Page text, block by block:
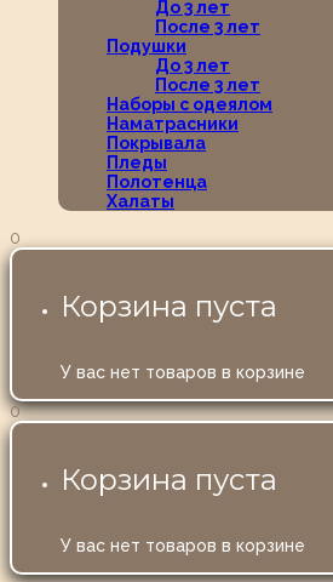
До 3 лет
После 3 лет
Подушки
До 3 лет
После 3 лет
Наборы с одеялом
Наматрасники
Покрывала
Пледы
Полотенца
Халаты
0
Корзина пуста
У вас нет товаров в корзине
0
Корзина пуста
У вас нет товаров в корзине